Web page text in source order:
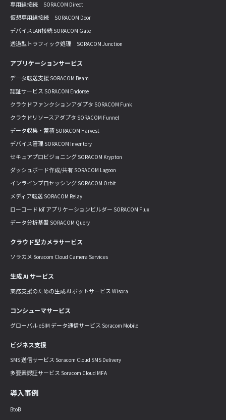
専用線接続 SORACOM Direct
仮想専用線接続 SORACOM Door
デバイスLAN接続 SORACOM Gate
透過型トラフィック処理 SORACOM Junction
アプリケーションサービス
データ転送支援 SORACOM Beam
認証サービス SORACOM Endorse
クラウドファンクションアダプタ SORACOM Funk
クラウドリソースアダプタ SORACOM Funnel
データ収集・蓄積 SORACOM Harvest
デバイス管理 SORACOM Inventory
セキュアプロビジョニング SORACOM Krypton
ダッシュボード作成/共有 SORACOM Lagoon
インラインプロセッシング SORACOM Orbit
メディア転送 SORACOM Relay
ローコード IoT アプリケーションビルダー SORACOM Flux
データ分析基盤 SORACOM Query
クラウド型カメラサービス
ソラカメ Soracom Cloud Camera Services
生成 AI サービス
業務支援のための生成 AI ボットサービス Wisora
コンシューマサービス
グローバル eSIM データ通信サービス Soracom Mobile
ビジネス支援
SMS 送信サービス Soracom Cloud SMS Delivery
多要素認証サービス Soracom Cloud MFA
導入事例
BtoB